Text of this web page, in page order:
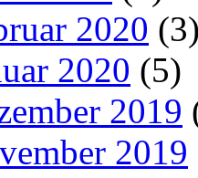
2020 (3)
2020 (5)
2019
2019